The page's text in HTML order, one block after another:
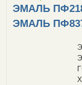
ЭМАЛЬ
ЭМАЛЬ